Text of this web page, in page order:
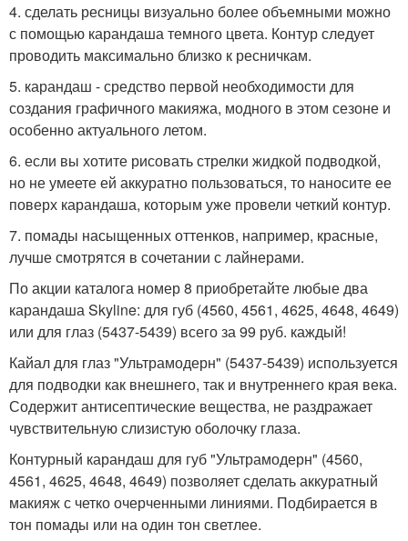
4. сделать ресницы визуально более объемными можно
с помощью карандаша темного цвета. Контур следует
проводить максимально близко к ресничкам.
5. карандаш - средство первой необходимости для
создания графичного макияжа, модного в этом сезоне и
особенно актуального летом.
6. если вы хотите рисовать стрелки жидкой подводкой,
но не умеете ей аккуратно пользоваться, то наносите ее
поверх карандаша, которым уже провели четкий контур.
7. помады насыщенных оттенков, например, красные,
лучше смотрятся в сочетании с лайнерами.
По акции каталога номер 8 приобретайте любые два
карандаша Skyline: для губ (4560, 4561, 4625, 4648, 4649)
или для глаз (5437-5439) всего за 99 руб. каждый!
Кайал для глаз "Ультрамодерн" (5437-5439) используется
для подводки как внешнего, так и внутреннего края века.
Содержит антисептические вещества, не раздражает
чувствительную слизистую оболочку глаза.
Контурный карандаш для губ "Ультрамодерн" (4560,
4561, 4625, 4648, 4649) позволяет сделать аккуратный
макияж с четко очерченными линиями. Подбирается в
тон помады или на один тон светлее.